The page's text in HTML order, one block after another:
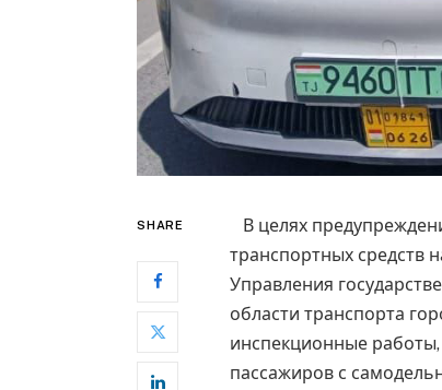
SHARE
В целях
транспортных
Управления
области транспорта
инспекционные
пассажиров с